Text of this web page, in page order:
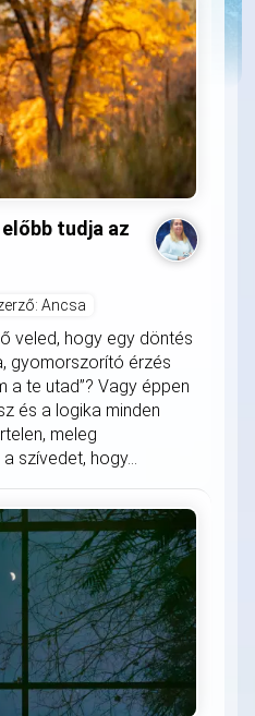
tudja az
Ancsa
veled, hogy egy döntés
gyomorszorító érzés
a te utad”? Vagy éppen
és a logika minden
meleg
szívedet, hogy...